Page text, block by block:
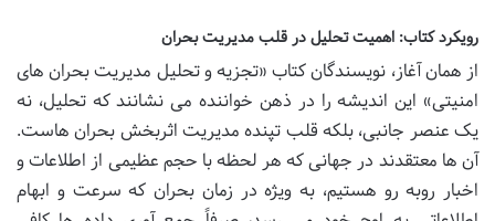
رویکرد کتاب: اهمیت تحلیل در قلب مدیریت بحران
از همان آغاز، نویسندگان کتاب «تجزیه و تحلیل مدیریت بحران های
امنیتی» این اندیشه را در ذهن خواننده می نشانند که تحلیل، نه
یک عنصر جانبی، بلکه قلب تپنده مدیریت اثربخش بحران هاست.
آن ها معتقدند در جهانی که هر لحظه با حجم عظیمی از اطلاعات و
اخبار روبه رو هستیم، به ویژه در زمان بحران که سرعت و ابهام